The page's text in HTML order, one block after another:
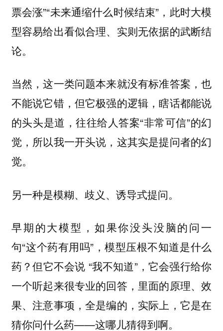
票会涨”“未来通缩什么时候结束”，此时大模
型容易给出看似合理、实则无依据的武断结
论。
当然，这一类问题本来就没有标准答案，也
不能说它错，但它极强的逻辑，瞎话都能说
的头头是道，往往给人答案“非常可信”的幻
觉，所以我一开头说， 这其实是提问者的幻
觉。
另一种是模糊、歧义、诱导式提问。
早期的大模型，如果你没头没脑的问一
句“这个药有用吗”，模型压根不知道是什么
药？但它不会说 “我不知道”，它会强行给你
一个听起来很专业的回答，里面的原理、效
果、注意事项，全是编的，实际上，它是在
猜你问什么药——这哪儿猜得到啊。